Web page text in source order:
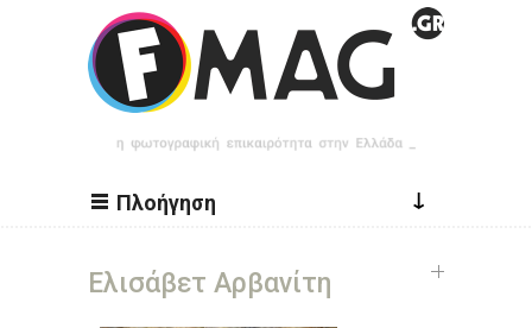
Παράκαμψη προς το κυρίως περιεχόμενο
Πλοήγηση ↓
Ελισάβετ Αρβανίτη